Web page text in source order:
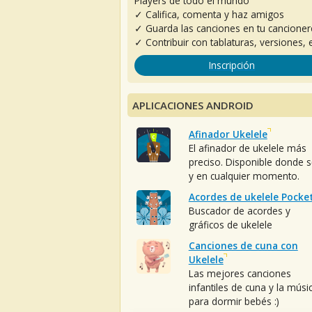
✓ Califica, comenta y haz amigos
✓ Guarda las canciones en tu
✓ Contribuir con tablaturas, versiones,
Inscripción
APLICACIONES ANDROID
Afinador Ukelele
El afinador de ukelele más
preciso. Disponible donde
y en cualquier momento.
Acordes de ukelele
Buscador de acordes y
gráficos de ukelele
Canciones de cuna con
Ukelele
Las mejores canciones
infantiles de cuna y la
para dormir bebés :)